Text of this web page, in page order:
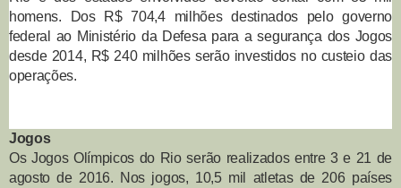
homens. Dos R$ 704,4 milhões destinados pelo governo
federal ao Ministério da Defesa para a segurança dos Jogos
desde 2014, R$ 240 milhões serão investidos no custeio das
operações.
Jogos
Os Jogos Olímpicos do Rio serão realizados entre 3 e 21 de
agosto de 2016. Nos jogos, 10,5 mil atletas de 206 países